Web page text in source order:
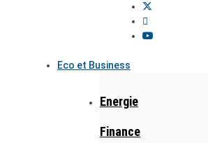
Eco et Business
Energie
Finance